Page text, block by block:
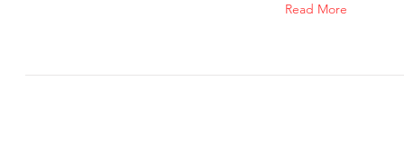
Read More